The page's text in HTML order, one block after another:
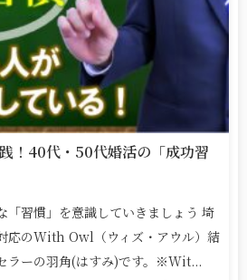
！40代・50代婚活の「成功習
「習慣」を意識していきましょう 埼
応のWith Owl（ウィズ・アウル）結
ラーの羽角(はすみ)です。※Wit...